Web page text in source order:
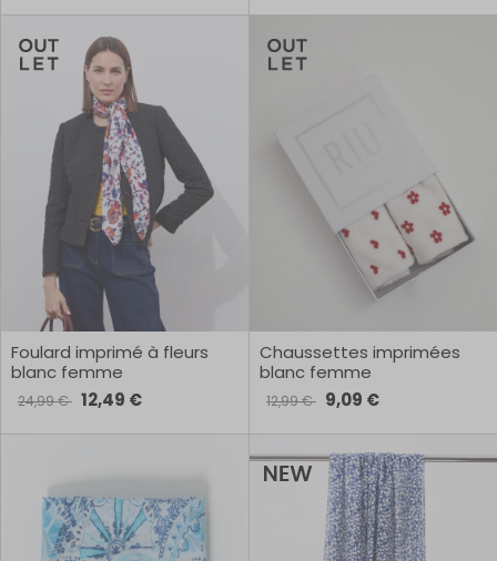
Foulard imprimé à fleurs
blanc femme
24,99 € 12,49 €
Chaussettes imprimées
blanc femme
12,99 € 9,09 €